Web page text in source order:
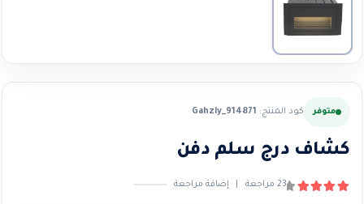
متوفر كود المنتج: Gahzly_914871
كشاف درج سلم دفن
23 مراجعة إضافة مراجعة